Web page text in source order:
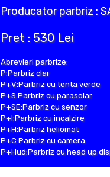
Producator parbriz :
Pret : 530 Lei
Abrevieri parbrize:
P:Parbriz clar
P+V:Parbriz cu tenta verde
P+S:Parbriz cu parasolar
P+SE:Parbriz cu senzor
P+I:Parbriz cu incalzire
P+H:Parbriz heliomat
P+C:Parbriz cu camera
P+Hud:Parbriz cu head up